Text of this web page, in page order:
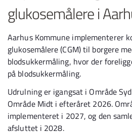
glukosemålere i
Aarhus Kommune implementerer
glukosemålere (CGM) til borgere
blodsukkermåling, hvor der
på blodsukkermåling.
Udrulning er igangsat i Område
Område Midt i efteråret 2026.
implementeret i 2027, og den
afsluttet i 2028.